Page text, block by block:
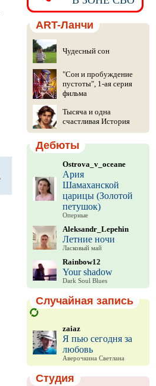
ART-Ланчи
Чудесный сон
"Сон и пробуждение
пустоты", 1-ая серия
фильма
Тысяча и одна
счастливая История
Дебюты
Ostrova_v_oceane
Ария
Шамаханской
царицы (Золотой
петушок)
Оперные
Aleksandr_Lepehin
Летние ночи
Ласковый май
Rainbow12
Your shadow
Dark Soul Blues
Случайная запись
zaiaz
Я пью сегодня за
любовь
Аверочкина Светлана
Студия